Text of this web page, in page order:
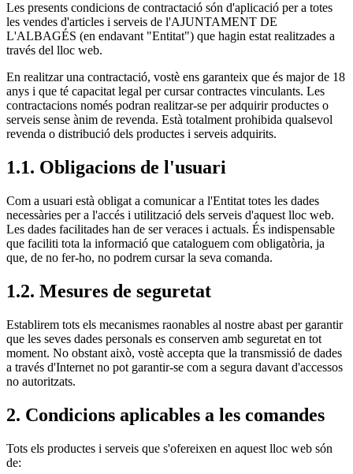
Les presents condicions de contractació són d'aplicació per a totes
les vendes d'articles i serveis de l'AJUNTAMENT DE
L'ALBAGÉS (en endavant "Entitat") que hagin estat realitzades a
través del lloc web.
En realitzar una contractació, vostè ens garanteix que és major de 18
anys i que té capacitat legal per cursar contractes vinculants. Les
contractacions només podran realitzar-se per adquirir productes o
serveis sense ànim de revenda. Està totalment prohibida qualsevol
revenda o distribució dels productes i serveis adquirits.
1.1. Obligacions de l'usuari
Com a usuari està obligat a comunicar a l'Entitat totes les dades
necessàries per a l'accés i utilització dels serveis d'aquest lloc web.
Les dades facilitades han de ser veraces i actuals. És indispensable
que faciliti tota la informació que cataloguem com obligatòria, ja
que, de no fer-ho, no podrem cursar la seva comanda.
1.2. Mesures de seguretat
Establirem tots els mecanismes raonables al nostre abast per garantir
que les seves dades personals es conserven amb seguretat en tot
moment. No obstant això, vostè accepta que la transmissió de dades
a través d'Internet no pot garantir-se com a segura davant d'accessos
no autoritzats.
2. Condicions aplicables a les comandes
Tots els productes i serveis que s'ofereixen en aquest lloc web són
de: